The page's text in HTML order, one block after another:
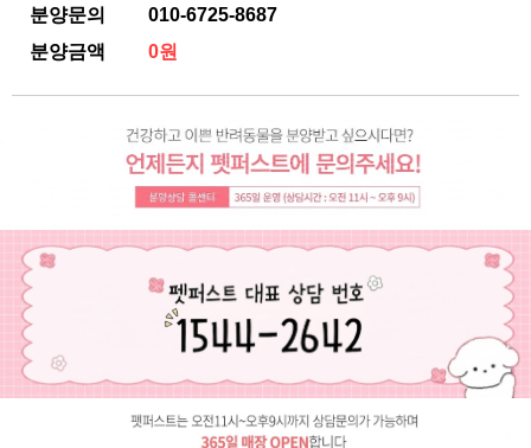
분양문의
010-6725-8687
분양금액
0원